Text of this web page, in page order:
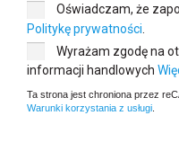
Oświadczam, że
Politykę prywatności
Wyrażam zgodę na
informacji handlowych
Ta strona jest chroniona przez
Warunki korzystania z usługi